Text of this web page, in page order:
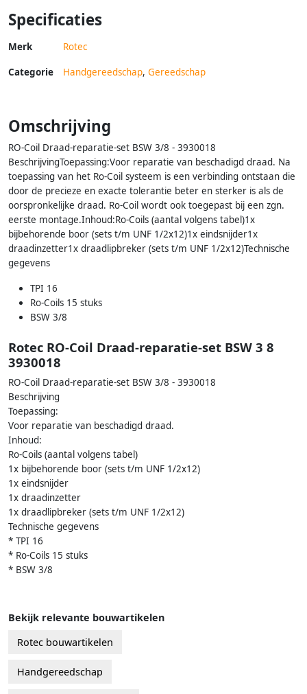
Specificaties
Merk Rotec
Categorie Handgereedschap, Gereedschap
Omschrijving
RO-Coil Draad-reparatie-set BSW 3/8 - 3930018
BeschrijvingToepassing:Voor reparatie van beschadigd draad. Na
toepassing van het Ro-Coil systeem is een verbinding ontstaan die
door de precieze en exacte tolerantie beter en sterker is als de
oorspronkelijke draad. Ro-Coil wordt ook toegepast bij een zgn.
eerste montage.Inhoud:Ro-Coils (aantal volgens tabel)1x
bijbehorende boor (sets t/m UNF 1/2x12)1x eindsnijder1x
draadinzetter1x draadlipbreker (sets t/m UNF 1/2x12)Technische
gegevens
TPI 16
Ro-Coils 15 stuks
BSW 3/8
Rotec RO-Coil Draad-reparatie-set BSW 3 8
3930018
RO-Coil Draad-reparatie-set BSW 3/8 - 3930018
Beschrijving
Toepassing:
Voor reparatie van beschadigd draad.
Inhoud:
Ro-Coils (aantal volgens tabel)
1x bijbehorende boor (sets t/m UNF 1/2x12)
1x eindsnijder
1x draadinzetter
1x draadlipbreker (sets t/m UNF 1/2x12)
Technische gegevens
* TPI 16
* Ro-Coils 15 stuks
* BSW 3/8
Bekijk relevante bouwartikelen
Rotec bouwartikelen
Handgereedschap